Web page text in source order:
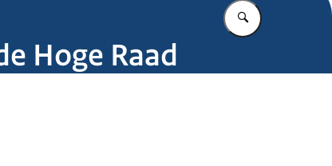
Vul in wat u
Hoge Raad